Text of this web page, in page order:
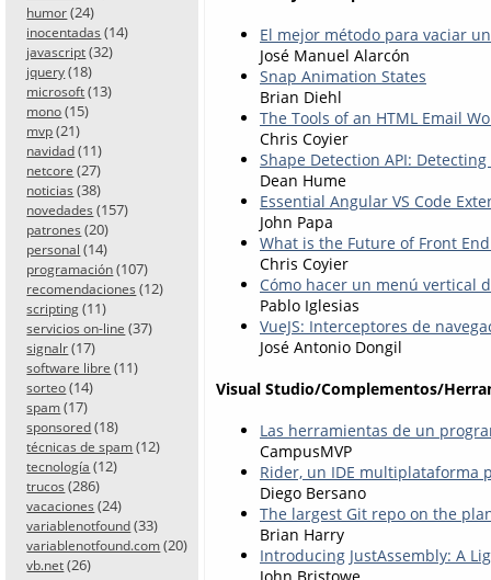
humor (24)
inocentadas (14)
javascript (32)
jquery (18)
microsoft (13)
mono (15)
mvp (21)
navidad (11)
netcore (27)
noticias (38)
novedades (157)
patrones (20)
personal (14)
programación (107)
recomendaciones (12)
scripting (11)
servicios on-line (37)
signalr (17)
software libre (11)
sorteo (14)
spam (17)
sponsored (18)
técnicas de spam (12)
tecnología (12)
trucos (286)
vacaciones (24)
variablenotfound (33)
variablenotfound.com (20)
vb.net (26)
El mejor método para vaciar
José Manuel Alarcón
Snap Animation States
Brian Diehl
The Tools of an HTML Email
Chris Coyier
Shape Detection API:
Dean Hume
Essential Angular VS Code
John Papa
What is the Future of Front
Chris Coyier
Cómo hacer un menú vertical
Pablo Iglesias
VueJS: Interceptores de
José Antonio Dongil
Visual Studio/Complementos/
Las herramientas de un
CampusMVP
Rider, un IDE multiplataforma
Diego Bersano
The largest Git repo on the
Brian Harry
Introducing JustAssembly: A